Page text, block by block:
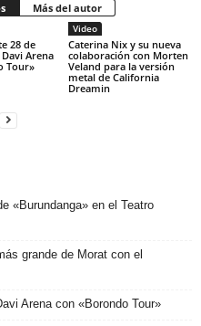
Más del autor
28 de
Arena
Tour»
Video
Caterina Nix y su nueva
colaboración con Morten
Veland para la versión
metal de California
Dreamin
«Burundanga» en el Teatro
grande de Morat con el
Arena con «Borondo Tour»